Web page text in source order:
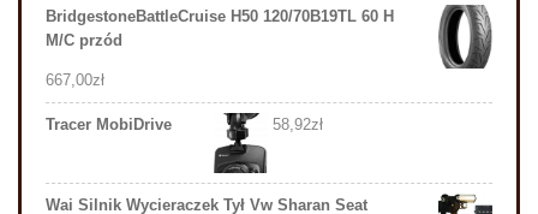
BridgestoneBattleCruise H50 120/70B19TL 60 H
M/C przód
667,00zł
Tracer MobiDrive 58,92zł
Wai Silnik Wycieraczek Tył Vw Sharan Seat